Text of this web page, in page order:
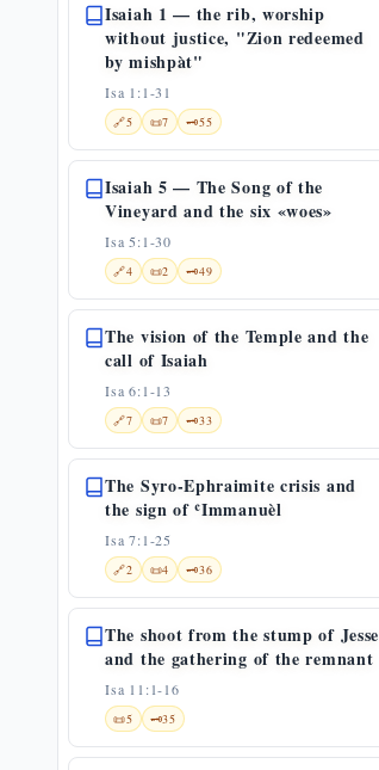
Isaiah 1 — the rib, worship
without justice, "Zion redeemed
by mishpàt"
Isa 1:1-31
🔗5 📜7 🗝️55
Isaiah 5 — The Song of the
Vineyard and the six «woes»
Isa 5:1-30
🔗4 📜2 🗝️49
The vision of the Temple and the
call of Isaiah
Isa 6:1-13
🔗7 📜7 🗝️33
The Syro-Ephraimite crisis and
the sign of ʿImmanuèl
Isa 7:1-25
🔗2 📜4 🗝️36
The shoot from the stump of Jesse
and the gathering of the remnant
Isa 11:1-16
📜5 🗝️35